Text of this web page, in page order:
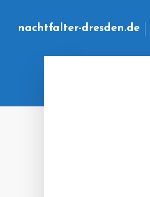
nachtfalter-dresden.de